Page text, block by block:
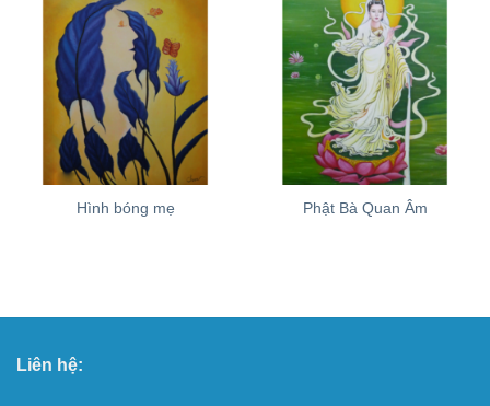
Hình bóng mẹ Phật Bà Quan Âm
Liên hệ: